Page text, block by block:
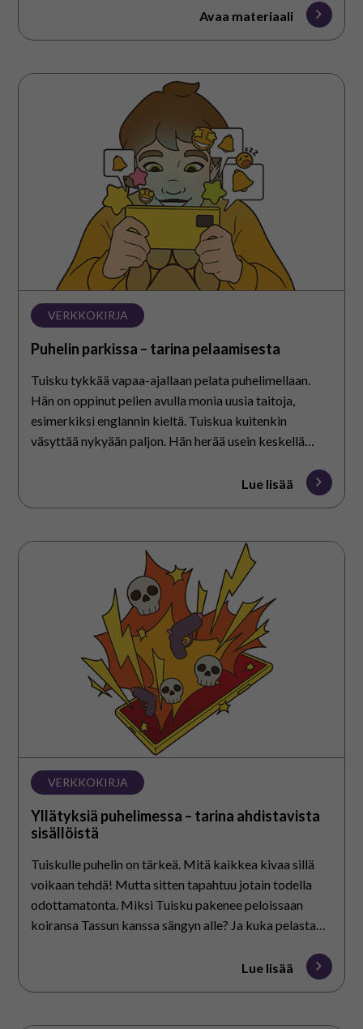
Avaa materiaali
Puhelin
pelaamisesta
VERKKOKIRJA
Puhelin parkissa – tarina pelaamisesta
Tuisku tykkää vapaa-ajallaan pelata puhelimellaan.
Hän on oppinut pelien avulla monia uusia taitoja,
esimerkiksi englannin kieltä. Tuiskua kuitenkin
väsyttää nykyään paljon. Hän herää usein keskellä
Lue lisää
Yllätyksiä
VERKKOKIRJA
Yllätyksiä puhelimessa – tarina ahdistavista
sisällöistä
Tuiskulle puhelin on tärkeä. Mitä kaikkea kivaa sillä
voikaan tehdä! Mutta sitten tapahtuu jotain todella
odottamatonta. Miksi Tuisku pakenee peloissaan
koiransa Tassun kanssa sängyn alle? Ja kuka pelastaa
Lue lisää